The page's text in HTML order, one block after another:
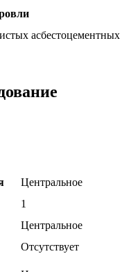
асбестоцементных
Центральное
1
Центральное
Отсутствует